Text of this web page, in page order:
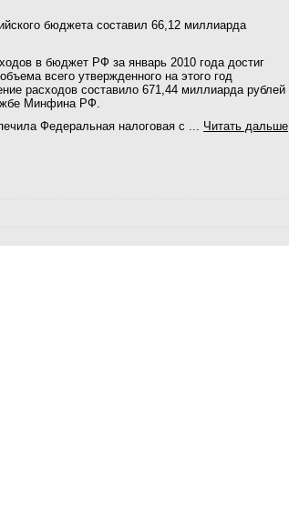
бюджета составил 66,12 миллиарда
в бюджет РФ за январь 2010 года достиг
всего утвержденного на этого год
расходов составило 671,44 миллиарда рублей
Минфина РФ.
Федеральная налоговая с ... Читать дальше